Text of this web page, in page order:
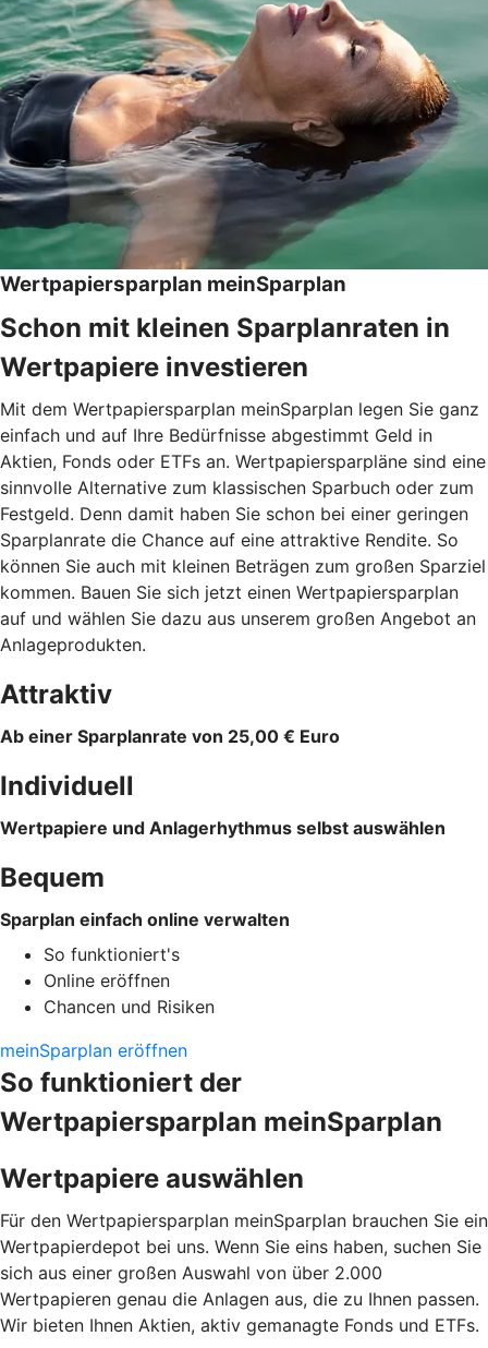
Wertpapiersparplan meinSparplan
Schon mit kleinen Sparplanraten in
Wertpapiere investieren
Mit dem Wertpapiersparplan meinSparplan legen Sie ganz
einfach und auf Ihre Bedürfnisse abgestimmt Geld in
Aktien, Fonds oder ETFs an. Wertpapiersparpläne sind eine
sinnvolle Alternative zum klassischen Sparbuch oder zum
Festgeld. Denn damit haben Sie schon bei einer geringen
Sparplanrate die Chance auf eine attraktive Rendite. So
können Sie auch mit kleinen Beträgen zum großen Sparziel
kommen. Bauen Sie sich jetzt einen Wertpapiersparplan
auf und wählen Sie dazu aus unserem großen Angebot an
Anlageprodukten.
Attraktiv
Ab einer Sparplanrate von 25,00 € Euro
Individuell
Wertpapiere und Anlagerhythmus selbst auswählen
Bequem
Sparplan einfach online verwalten
So funktioniert's
Online eröffnen
Chancen und Risiken
meinSparplan eröffnen
So funktioniert der
Wertpapiersparplan meinSparplan
Wertpapiere auswählen
Für den Wertpapiersparplan meinSparplan brauchen Sie ein
Wertpapierdepot bei uns. Wenn Sie eins haben, suchen Sie
sich aus einer großen Auswahl von über 2.000
Wertpapieren genau die Anlagen aus, die zu Ihnen passen.
Wir bieten Ihnen Aktien, aktiv gemanagte Fonds und ETFs.